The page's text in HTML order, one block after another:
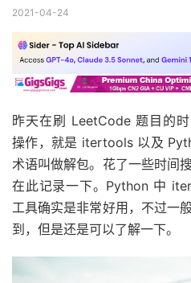
2021-04-24
昨天在刷 LeetCode 题目的
操作，就是 itertools 以及
术语叫做解包。花了一些时间
在此记录一下。Python 中
工具确实是非常好用，不过一
到，但是还是可以了解一下。